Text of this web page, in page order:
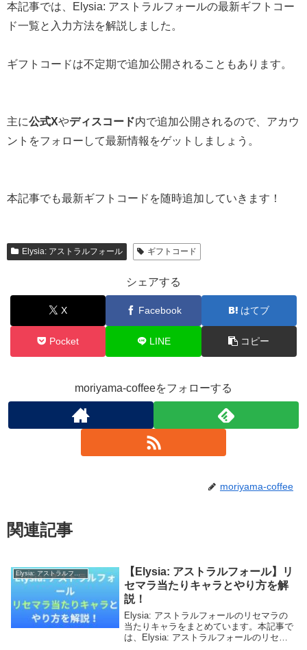
本記事では、Elysia: アストラルフォールの最新ギフトコー
ド一覧と入力方法を解説しました。
ギフトコードは不定期で追加公開されることもあります。
主に公式Xやディスコード内で追加公開されるので、アカウ
ントをフォローして最新情報をゲットしましょう。
本記事でも最新ギフトコードを随時追加していきます！
Elysia: アストラルフォール ギフトコード
シェアする
X Facebook はてブ
Pocket LINE コピー
moriyama-coffeeをフォローする
moriyama-coffee
関連記事
Elysia: アストラルフォール
【Elysia: アストラルフォール】リ
セマラ当たりキャラとやり方を解
説！
Elysia: アストラルフォールのリセマラの
当たりキャラをまとめています。本記事で
は、Elysia: アストラルフォールのリセマ